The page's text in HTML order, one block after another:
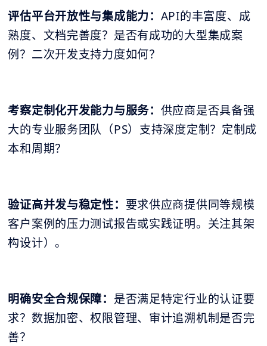
评估平台开放性与集成能力： API的丰富度、成
熟度、文档完善度？是否有成功的大型集成案
例？二次开发支持力度如何？
考察定制化开发能力与服务： 供应商是否具备强
大的专业服务团队（PS）支持深度定制？定制成
本和周期？
验证高并发与稳定性： 要求供应商提供同等规模
客户案例的压力测试报告或实践证明。关注其架
构设计）。
明确安全合规保障： 是否满足特定行业的认证要
求？数据加密、权限管理、审计追溯机制是否完
善？